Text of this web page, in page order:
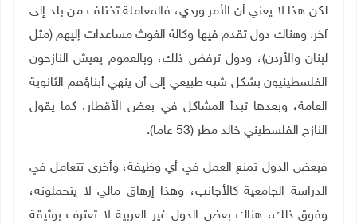
لكن هذا لا يعني أن الأمر وردي، فالمعاملة تختلف من بلد إلى
آخر. وهناك دول تقدم فيها وكالة الغوث مساعدات إليهم (مثل
لبنان والأردن)، ودول ترفض ذلك، وبالعموم يعيش النازحون
الفلسطينيون بشكل شبه طبيعي إلى أن ينهي أبناؤهم الثانوية
العامة، وبعدها تبدأ المشاكل في بعض الأقطار، كما يقول
النازح الفلسطيني خالد مطر (53 عاما)
.
فبعض الدول تمنع العمل في أي وظيفة، وأخرى تتعامل في
الدراسة الجامعية كالأجانب، وهذا إرهاق مالي لا يتحملونه،
وفوق ذلك، هناك بعض الدول غير العربية لا تعترف بوثيقة